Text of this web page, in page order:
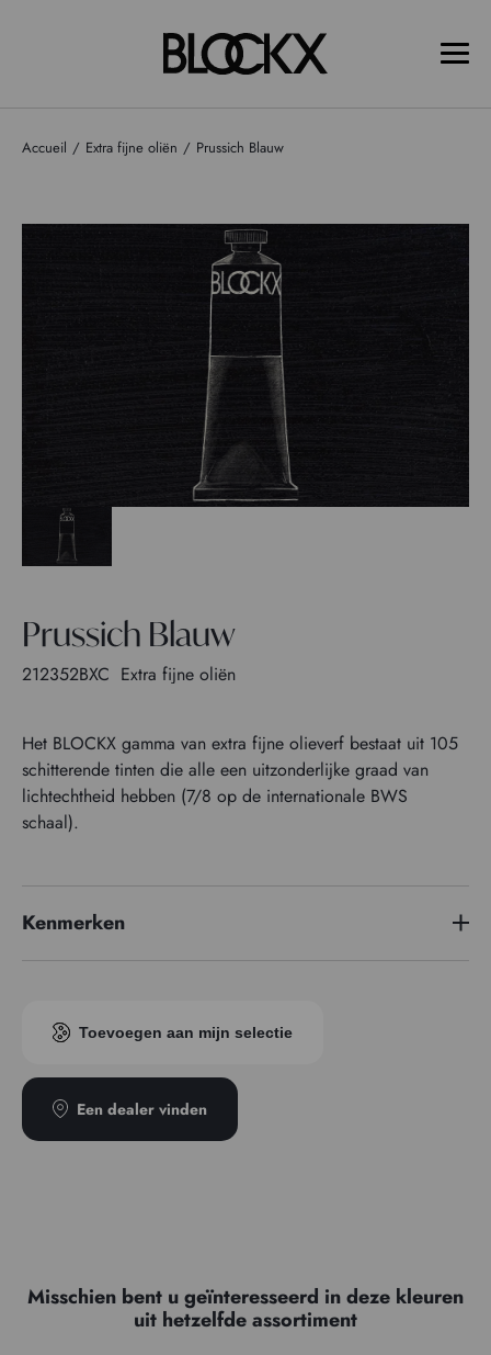
Accueil Extra fijne oliën Prussich Blauw
Prussich Blauw
212352BXC Extra fijne oliën
Het BLOCKX gamma van extra fijne olieverf bestaat uit 105
schitterende tinten die alle een uitzonderlijke graad van
lichtechtheid hebben (7/8 op de internationale BWS
schaal).
Kenmerken
Pigment index
PB27
Toevoegen aan mijn selectie
Een dealer vinden
Misschien bent u geïnteresseerd in deze kleuren
uit hetzelfde assortiment